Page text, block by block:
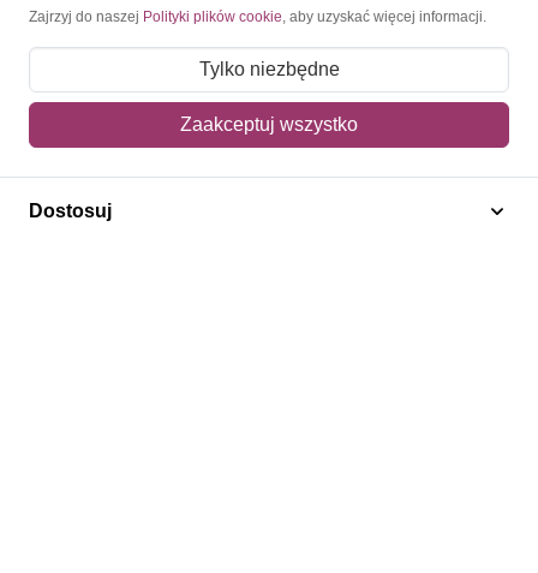
Moje konto
Moje zamówienia
Mój koszyk
Adres dostawy
Polecamy
Zajrzyj do naszej Polityki plików cookie, aby uzyskać więcej informacji.
Tylko niezbędne
Zaakceptuj wszystko
Dostosuj